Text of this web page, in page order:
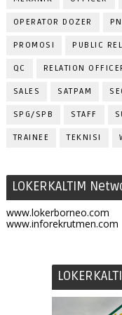
OPERATOR DOZER
PROMOSI PUBLIC
QC RELATION
SALES SATPAM
SPG/SPB STAFF
TRAINEE TEKNISI
LOKERKALTIM
www.lokerborneo.com
www.inforekrutmen.com